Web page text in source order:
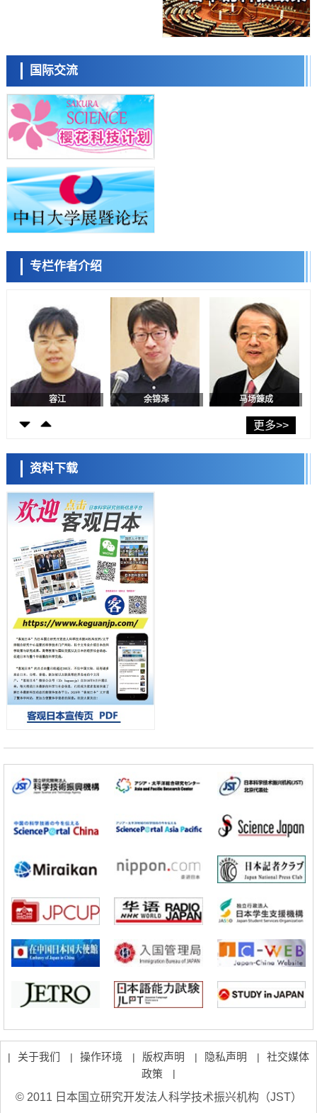
庆应义塾大学阐明脑内“游击手”小胶质细胞包裹保护受损神经细胞的机
制，有望用于开发阿尔茨海默病等疾病疗法
劣化抑制机制，为提升轮胎安全性与耐久性的材料设计开辟道路
科学研究
近畿大学等发现植物染料“日本茜”的红色成分可抑制老化与炎症，有望
科学研究
群马大学开发针对难治性癫痫的新型基因疗法，利用超小型GAD67启动
子抑制发作
科学研究
九州大学揭示夜间眼压升高机制：两种激素波动叠加所致
科学研究
东京都产技研采用新手法开发出可稳定工作至300℃的介电材料，已验
证电容器可在汽车发动机等高温环境下工作
经济・社会
日本生成式AI使用者占比一年内翻倍，但与中美德仍有较大差距
政策
日本修订首都直下型地震紧急对策：目标为死亡人数至少减半，重点强
化火灾防控
福井大学发现细胞记忆过往并抑制反应的机制，阐明即便DNA相同反应
迥异之谜
科学研究
神户大学确认口服癌症疫苗B440单药给药的安全性，在转移性尿路上皮
癌患者中开展临床试验
日本发布《令和8年版科学技术与创新白皮书》，解读第七期基本计划
首年度政策方向
科学研究
东京大学发现可诱导细胞死亡的新型信使物质
东京都健康长寿医疗中心跨器官揭示衰老过程中的糖链变化
科学研究
产总研无需石油利用松脂制备石墨前驱体，可作为电池电极材料
科学研究
东京大学和海上保安厅等发现南海海槽沿线板块边界锁定状态存在区域
差异
政策
日本第2次医疗研究开发调整费，根据一线实际情况和需求分配99.3亿
日元
科学研究
千叶大学鉴定出导致难治性疾病“肺高血压症”恶化的蛋白质“MYL9/12”，
会引发血管结构恶化
科学研究
京都大学高效生成光的构成单元“光子”，可应用于量子计算机
科学研究
开发出300亿年仅误差1秒的光晶格钟，构建网络将其打造为下一代社会
基础设施
经济・社会
科学研究
带大量基因的人工细胞
政策
科学研究
京都大学高效生成光的构成单元“光子”，可应用于量子计算机
科学研究
开发出300亿年仅误差1秒的光晶格钟，构建网络将其打造为下一代社会
经济・社会
日本成立“以人为本AI联盟”——力争借助AI拓展社会公众创造力，依托
科学研究
大阪大学开发出膜脂质可视化工具，使脂质探针的高效开发成为可能
带大量基因的人工细胞
国际交流
专栏作者介绍
流员
小岩井忠道
陈小牧 李鸥 安宁
容江 余锦泽 马场錬成
日本科学未来馆 科学交
流员
小岩井忠道 泷川 进
更多>>
资料下载
| 关于我们 | 操作环境 | 版权声明 | 隐私声明 | 社交媒体
政策 |
© 2011 日本国立研究开发法人科学技术振兴机构（JST）